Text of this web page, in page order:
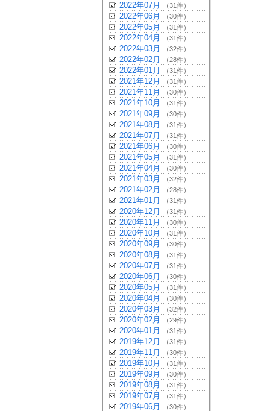
2022年07月 （31件）
2022年06月 （30件）
2022年05月 （31件）
2022年04月 （31件）
2022年03月 （32件）
2022年02月 （28件）
2022年01月 （31件）
2021年12月 （31件）
2021年11月 （30件）
2021年10月 （31件）
2021年09月 （30件）
2021年08月 （31件）
2021年07月 （31件）
2021年06月 （30件）
2021年05月 （31件）
2021年04月 （30件）
2021年03月 （32件）
2021年02月 （28件）
2021年01月 （31件）
2020年12月 （31件）
2020年11月 （30件）
2020年10月 （31件）
2020年09月 （30件）
2020年08月 （31件）
2020年07月 （31件）
2020年06月 （30件）
2020年05月 （31件）
2020年04月 （30件）
2020年03月 （32件）
2020年02月 （29件）
2020年01月 （31件）
2019年12月 （31件）
2019年11月 （30件）
2019年10月 （31件）
2019年09月 （30件）
2019年08月 （31件）
2019年07月 （31件）
2019年06月 （30件）